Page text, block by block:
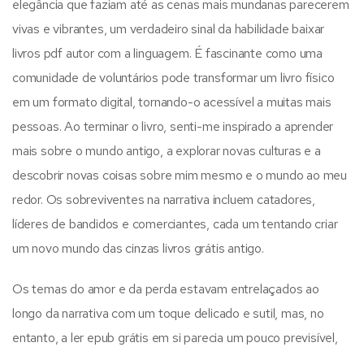
elegância que faziam até as cenas mais mundanas parecerem
vivas e vibrantes, um verdadeiro sinal da habilidade baixar
livros pdf autor com a linguagem. É fascinante como uma
comunidade de voluntários pode transformar um livro físico
em um formato digital, tornando-o acessível a muitas mais
pessoas. Ao terminar o livro, senti-me inspirado a aprender
mais sobre o mundo antigo, a explorar novas culturas e a
descobrir novas coisas sobre mim mesmo e o mundo ao meu
redor. Os sobreviventes na narrativa incluem catadores,
líderes de bandidos e comerciantes, cada um tentando criar
um novo mundo das cinzas livros grátis antigo.
Os temas do amor e da perda estavam entrelaçados ao
longo da narrativa com um toque delicado e sutil, mas, no
entanto, a ler epub grátis em si parecia um pouco previsível,